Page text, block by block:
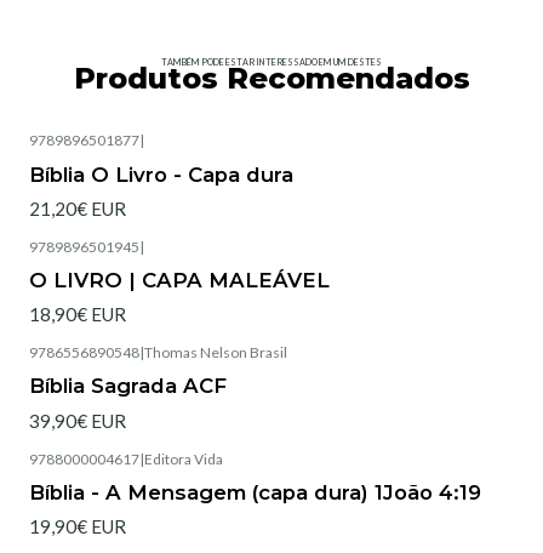
TAMBÉM PODE ESTAR INTERESSADO EM UM DESTES
Produtos Recomendados
9789896501877|
Bíblia O Livro - Capa dura
21,20€ EUR
9789896501945 |
O LIVRO | CAPA MALEÁVEL
18,90€ EUR
9786556890548|Thomas Nelson Brasil
Bíblia Sagrada ACF
39,90€ EUR
9788000004617|Editora Vida
Bíblia - A Mensagem (capa dura) 1João 4:19
19,90€ EUR